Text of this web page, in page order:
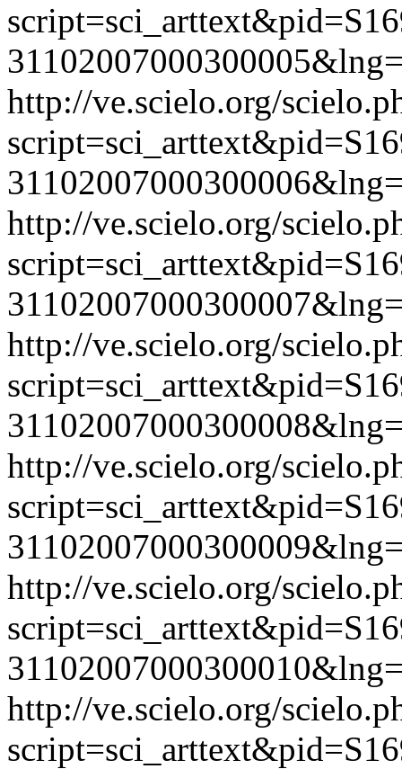
http://ve.scielo.org/
http://ve.scielo.org/
http://ve.scielo.org/
http://ve.scielo.org/
http://ve.scielo.org/
http://ve.scielo.org/